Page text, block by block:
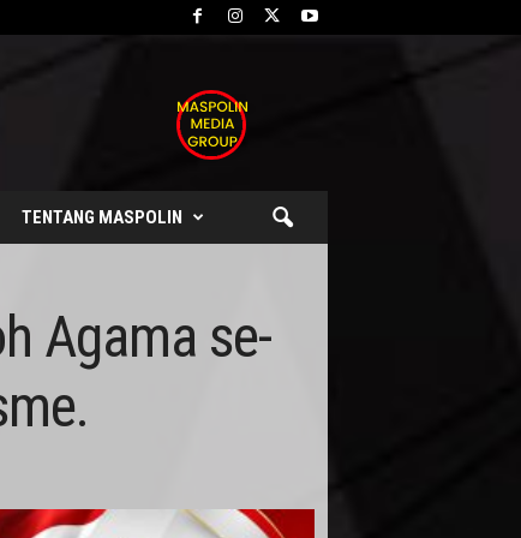
TENTANG MASPOLIN
Agama se-